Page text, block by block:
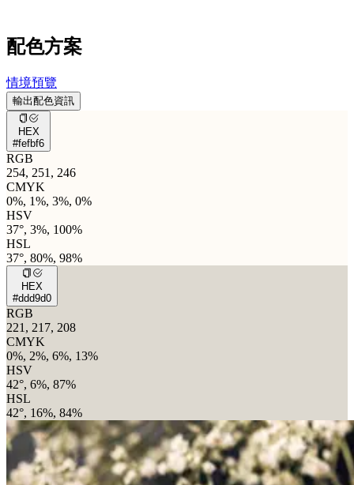
配色方案
情境預覽
輸出配色資訊
HEX
#fefbf6
RGB
254, 251, 246
CMYK
0%, 1%, 3%, 0%
HSV
37°, 3%, 100%
HSL
37°, 80%, 98%
HEX
#ddd9d0
RGB
221, 217, 208
CMYK
0%, 2%, 6%, 13%
HSV
42°, 6%, 87%
HSL
42°, 16%, 84%